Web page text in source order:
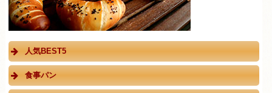
人気BEST5
食事パン